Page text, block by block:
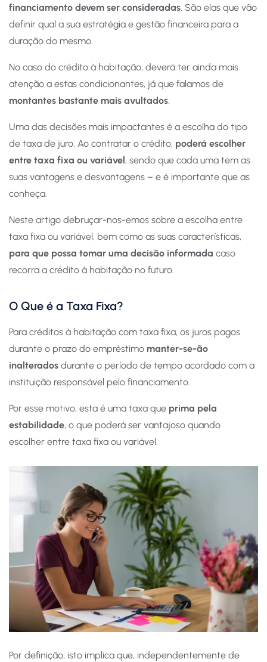
financiamento devem ser consideradas. São elas que vão
definir qual a sua estratégia e gestão financeira para a
duração do mesmo.
No caso do crédito à habitação, deverá ter ainda mais
atenção a estas condicionantes, já que falamos de
montantes bastante mais avultados.
Uma das decisões mais impactantes é a escolha do tipo
de taxa de juro. Ao contratar o crédito, poderá escolher
entre taxa fixa ou variável, sendo que cada uma tem as
suas vantagens e desvantagens – e é importante que as
conheça.
Neste artigo debruçar-nos-emos sobre a escolha entre
taxa fixa ou variável, bem como as suas características,
para que possa tomar uma decisão informada caso
recorra a crédito à habitação no futuro.
O Que é a Taxa Fixa?
Para créditos à habitação com taxa fixa, os juros pagos
durante o prazo do empréstimo manter-se-ão
inalterados durante o período de tempo acordado com a
instituição responsável pelo financiamento.
Por esse motivo, esta é uma taxa que prima pela
estabilidade, o que poderá ser vantajoso quando
escolher entre taxa fixa ou variável.
Por definição, isto implica que, independentemente de